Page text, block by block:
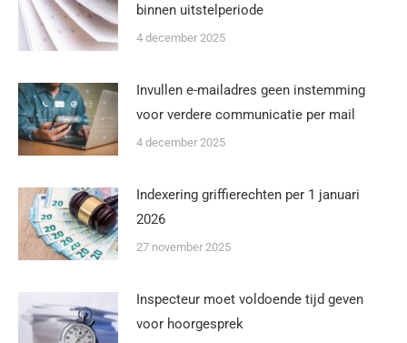
binnen uitstelperiode
4 december 2025
Invullen e-mailadres geen instemming
voor verdere communicatie per mail
4 december 2025
Indexering griffierechten per 1 januari
2026
27 november 2025
Inspecteur moet voldoende tijd geven
voor hoorgesprek